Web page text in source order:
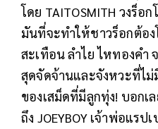
โดย TAITOSMITH วงร็อ
มันที่จะทำให้ชาวร็อกต้อ
สะเทือน ลำไย ไหทองคำ
สุดจัดจ้านและจังหวะที่ไม่
ของเสม็ดที่มีลูกทุ่ง! บอกเ
ถึง JOEYBOY เจ้าพ่อแร